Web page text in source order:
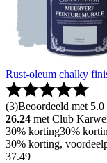
Rust-oleum chalky
(3)Beoordeeld met
26.24 met Club
30% korting30%
30% korting,
37.49